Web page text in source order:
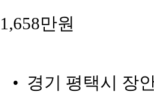
1,658만원
• 경기 평택시 장